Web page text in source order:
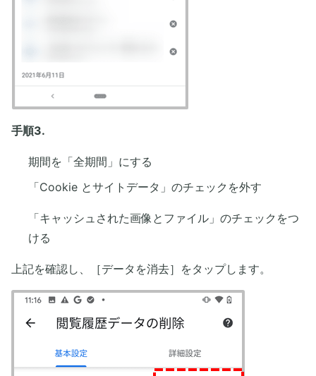
手順3.
期間を「全期間」にする
「Cookie とサイトデータ」のチェックを外す
「キャッシュされた画像とファイル」のチェックをつ
ける
上記を確認し、［データを消去］をタップします。